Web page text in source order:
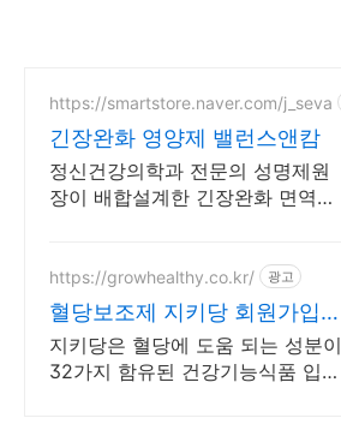
https://smartstore.naver.com/j_seva
긴장완화 영양제 밸런스앤캄
정신건강의학과 전문의 성명제원
장이 배합설계한 긴장완화 면역기
https://growhealthy.co.kr/ 광고
혈당보조제 지키당 회원가입
7,000원 쿠폰
지키당은 혈당에 도움 되는 성분이
32가지 함유된 건강기능식품 입니